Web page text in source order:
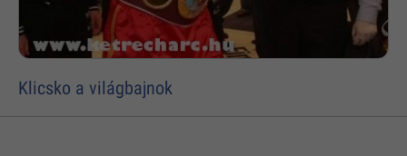
Klicsko a világbajnok